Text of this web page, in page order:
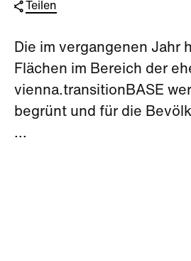
Teilen
Die im vergangenen Jahr
Flächen im Bereich der
vienna.transitionBASE
begrünt und für die
...